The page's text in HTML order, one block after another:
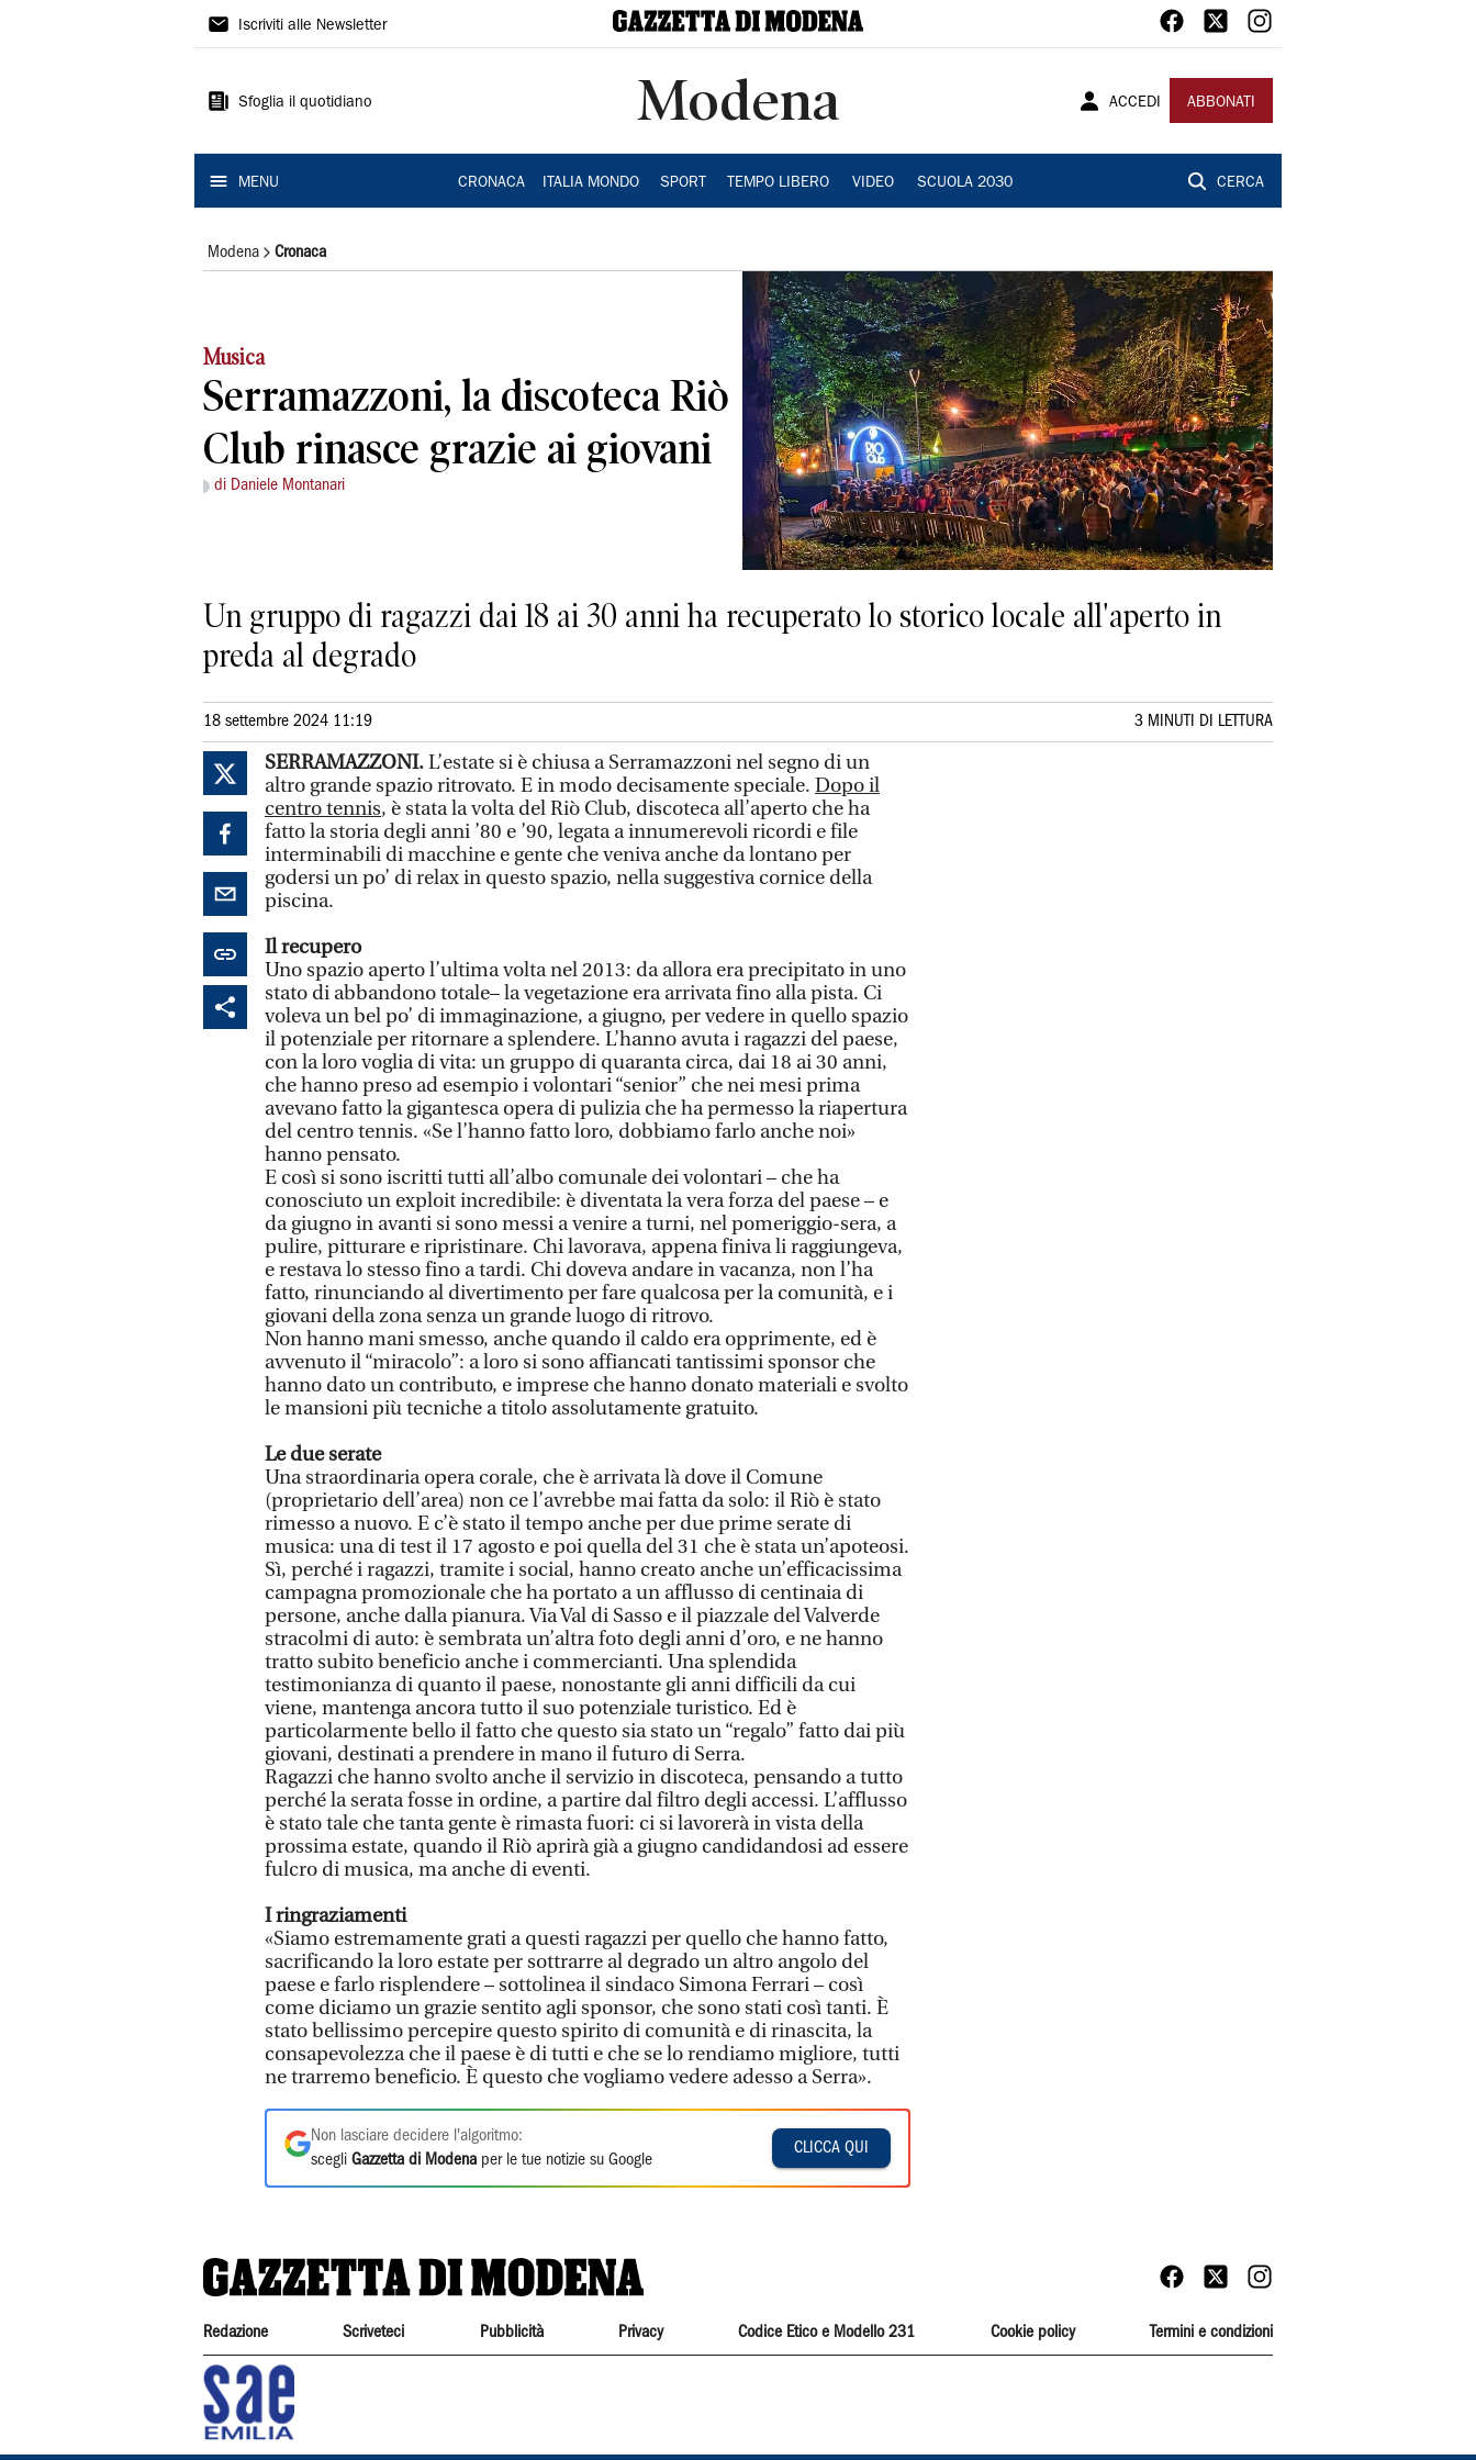
Gazzetta
Modena
Iscriviti alle Newsletter
Sfoglia il quotidiano Modena ACCEDI ABBONATI
MENU CRONACA ITALIA MONDO SPORT TEMPO LIBERO VIDEO SCUOLA 2030 CERCA
Modena Cronaca
Musica
Serramazzoni, la discoteca Riò
Club rinasce grazie ai giovani
di Daniele Montanari
Un gruppo di ragazzi dai 18 ai 30 anni ha recuperato lo storico locale all'aperto in
preda al degrado
18 settembre 2024 11:19 3 MINUTI DI LETTURA
SERRAMAZZONI.L’estate si è chiusa a Serramazzoni nel segno di un
altro grande spazio ritrovato. E in modo decisamente speciale. Dopo il
centro tennis, è stata la volta del Riò Club, discoteca all’aperto che ha
fatto la storia degli anni ’80 e ’90, legata a innumerevoli ricordi e file
interminabili di macchine e gente che veniva anche da lontano per
godersi un po’ di relax in questo spazio, nella suggestiva cornice della
piscina.
Il recupero
Uno spazio aperto l’ultima volta nel 2013: da allora era precipitato in uno
stato di abbandono totale– la vegetazione era arrivata fino alla pista. Ci
voleva un bel po’ di immaginazione, a giugno, per vedere in quello spazio
il potenziale per ritornare a splendere. L’hanno avuta i ragazzi del paese,
con la loro voglia di vita: un gruppo di quaranta circa, dai 18 ai 30 anni,
che hanno preso ad esempio i volontari “senior” che nei mesi prima
avevano fatto la gigantesca opera di pulizia che ha permesso la riapertura
del centro tennis. «Se l’hanno fatto loro, dobbiamo farlo anche noi»
hanno pensato.
E così si sono iscritti tutti all’albo comunale dei volontari – che ha
conosciuto un exploit incredibile: è diventata la vera forza del paese – e
da giugno in avanti si sono messi a venire a turni, nel pomeriggio-sera, a
pulire, pitturare e ripristinare. Chi lavorava, appena finiva li raggiungeva,
e restava lo stesso fino a tardi. Chi doveva andare in vacanza, non l’ha
fatto, rinunciando al divertimento per fare qualcosa per la comunità, e i
giovani della zona senza un grande luogo di ritrovo.
Non hanno mani smesso, anche quando il caldo era opprimente, ed è
avvenuto il “miracolo”: a loro si sono affiancati tantissimi sponsor che
hanno dato un contributo, e imprese che hanno donato materiali e svolto
le mansioni più tecniche a titolo assolutamente gratuito.
Le due serate
Una straordinaria opera corale, che è arrivata là dove il Comune
(proprietario dell’area) non ce l’avrebbe mai fatta da solo: il Riò è stato
rimesso a nuovo. E c’è stato il tempo anche per due prime serate di
musica: una di test il 17 agosto e poi quella del 31 che è stata un’apoteosi.
Sì, perché i ragazzi, tramite i social, hanno creato anche un’efficacissima
campagna promozionale che ha portato a un afflusso di centinaia di
persone, anche dalla pianura. Via Val di Sasso e il piazzale del Valverde
stracolmi di auto: è sembrata un’altra foto degli anni d’oro, e ne hanno
tratto subito beneficio anche i commercianti. Una splendida
testimonianza di quanto il paese, nonostante gli anni difficili da cui
viene, mantenga ancora tutto il suo potenziale turistico. Ed è
particolarmente bello il fatto che questo sia stato un “regalo” fatto dai più
giovani, destinati a prendere in mano il futuro di Serra.
Ragazzi che hanno svolto anche il servizio in discoteca, pensando a tutto
perché la serata fosse in ordine, a partire dal filtro degli accessi. L’afflusso
è stato tale che tanta gente è rimasta fuori: ci si lavorerà in vista della
prossima estate, quando il Riò aprirà già a giugno candidandosi ad essere
fulcro di musica, ma anche di eventi.
I ringraziamenti
«Siamo estremamente grati a questi ragazzi per quello che hanno fatto,
sacrificando la loro estate per sottrarre al degrado un altro angolo del
paese e farlo risplendere – sottolinea il sindaco Simona Ferrari – così
come diciamo un grazie sentito agli sponsor, che sono stati così tanti. È
stato bellissimo percepire questo spirito di comunità e di rinascita, la
consapevolezza che il paese è di tutti e che se lo rendiamo migliore, tutti
ne trarremo beneficio. È questo che vogliamo vedere adesso a Serra».
Non lasciare decidere l'algoritmo:
scegli Gazzetta di Modena per le tue notizie su Google
CLICCA QUI
Redazione Scriveteci Pubblicità Privacy Codice Etico e Modello 231 Cookie policy Termini e condizioni